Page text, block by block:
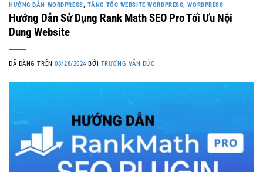
HƯỚNG DẪN WORDPRESS TĂNG TỐC WEBSITE WORDPRESS ,WORDPRESS
Hướng Dẫn Sử Dụng Rank Math SEO Pro Tối Ưu Nội
Dung Website
ĐÃ ĐĂNG TRÊN08/28/2024 BỞI TRƯƠNG VĂN ĐỨC